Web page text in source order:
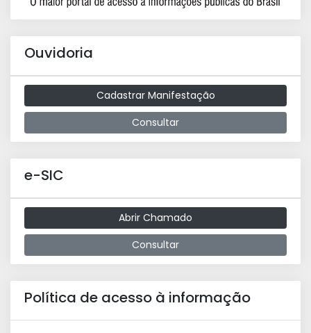
Ouvidoria
Cadastrar Manifestação
Consultar
e-SIC
Abrir Chamado
Consultar
Política de acesso à informação